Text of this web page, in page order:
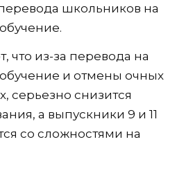
школьников на
что из-за перевода на
и отмены очных
серьезно снизится
а выпускники 9 и 11
со сложностями на